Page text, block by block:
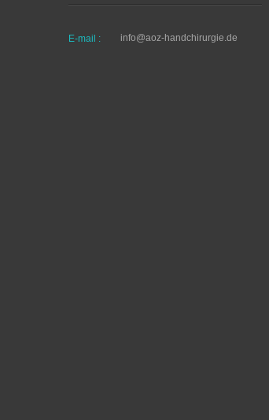
E-mail : info@aoz-handchirurgie.de